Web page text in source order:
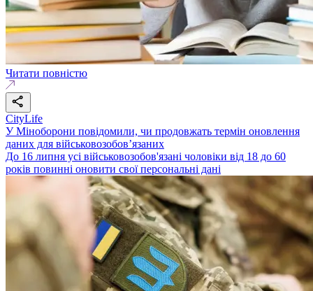
Читати повністю
CityLife
У Міноборони повідомили, чи продовжать термін оновлення
даних для військовозобов’язаних
До 16 липня усі військовозобов'язані чоловіки від 18 до 60
років повинні оновити свої персональні дані